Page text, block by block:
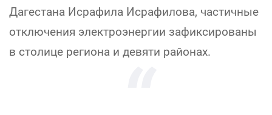
Дагестана Исрафила Исрафилова, частичные
отключения электроэнергии зафиксированы
в столице региона и девяти районах.